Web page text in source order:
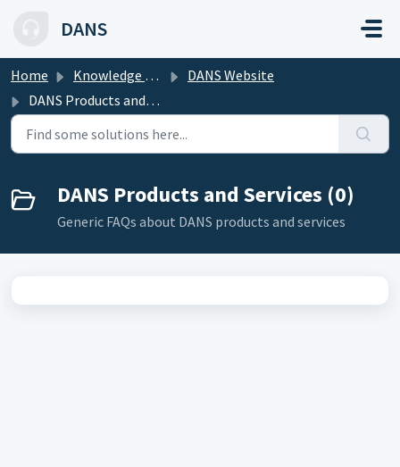
DANS
Home Knowledge base
DANS Website
DANS Products and Services
DANS Products and Services (0)
Generic FAQs about DANS products and services